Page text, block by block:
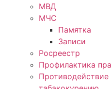
МВД
МЧС
Памятка
Записи
Росреестр
Профилактика